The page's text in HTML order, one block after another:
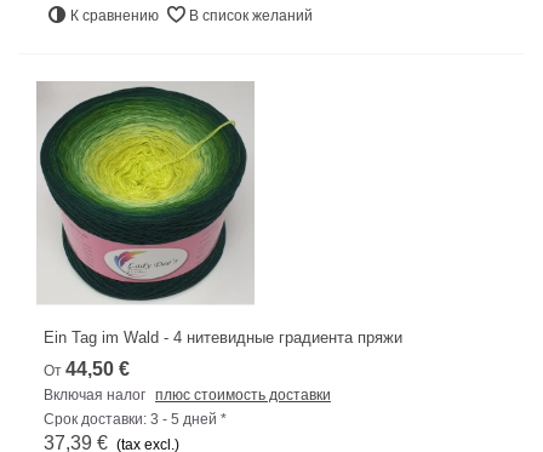
К сравнению В список желаний
Ein Tag im Wald - 4 нитевидные градиента пряжи
От 44,50 €
Включая налог плюс стоимость доставки
Срок доставки: 3 - 5 дней *
37,39 € (tax excl.)